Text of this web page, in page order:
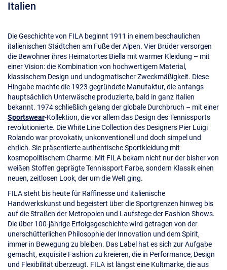
Italien
Die Geschichte von FILA beginnt 1911 in einem beschaulichen
italienischen Städtchen am Fuße der Alpen. Vier Brüder versorgen
die Bewohner ihres Heimatortes Biella mit warmer Kleidung – mit
einer Vision: die Kombination von hochwertigem Material,
klassischem Design und undogmatischer Zweckmäßigkeit. Diese
Hingabe machte die 1923 gegründete Manufaktur, die anfangs
hauptsächlich Unterwäsche produzierte, bald in ganz Italien
bekannt. 1974 schließlich gelang der globale Durchbruch – mit einer
Sportswear-Kollektion, die vor allem das Design des Tennissports
revolutionierte. Die White Line Collection des Designers Pier Luigi
Rolando war provokativ, unkonventionell und doch simpel und
ehrlich. Sie präsentierte authentische Sportkleidung mit
kosmopolitischem Charme. Mit FILA bekam nicht nur der bisher von
weißen Stoffen geprägte Tennissport Farbe, sondern Klassik einen
neuen, zeitlosen Look, der um die Welt ging.
FILA steht bis heute für Raffinesse und italienische
Handwerkskunst und begeistert über die Sportgrenzen hinweg bis
auf die Straßen der Metropolen und Laufstege der Fashion Shows.
Die über 100-jährige Erfolgsgeschichte wird getragen von der
unerschütterlichen Philosophie der Innovation und dem Spirit,
immer in Bewegung zu bleiben. Das Label hat es sich zur Aufgabe
gemacht, exquisite Fashion zu kreieren, die in Performance, Design
und Flexibilität überzeugt. FILA ist längst eine Kultmarke, die aus